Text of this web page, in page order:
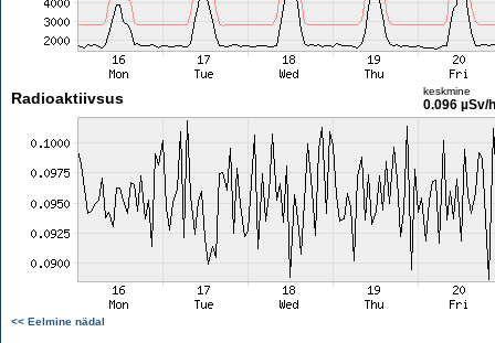
Radioaktiivsus keskmine
0.096 µSv/h
<< Eelmine nädal